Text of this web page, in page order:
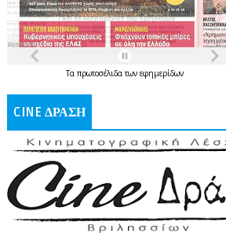
Τα πρωτοσέλιδατων εφημερίδων
CINE ΔΡΑΣΗ